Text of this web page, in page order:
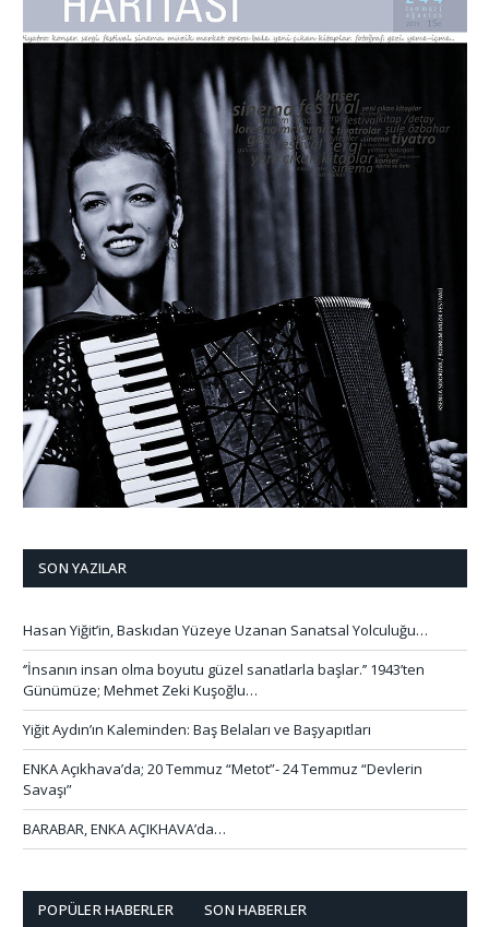
SON YAZILAR
Hasan Yiğit’in, Baskıdan Yüzeye Uzanan Sanatsal Yolculuğu…
‘’İnsanın insan olma boyutu güzel sanatlarla başlar.’’ 1943’ten
Günümüze; Mehmet Zeki Kuşoğlu…
Yiğit Aydın’ın Kaleminden: Baş Belaları ve Başyapıtları
ENKA Açıkhava’da; 20 Temmuz “Metot”- 24 Temmuz “Devlerin
Savaşı”
BARABAR, ENKA AÇIKHAVA’da…
POPÜLER HABERLER SON HABERLER